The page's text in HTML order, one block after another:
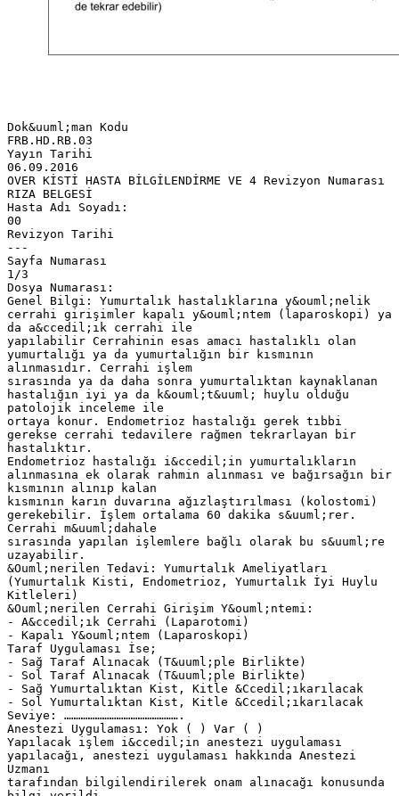
Dok&uuml;man Kodu
FRB.HD.RB.03
Yayın Tarihi
06.09.2016
OVER KİSTİ HASTA BİLGİLENDİRME VE 4 Revizyon Numarası
RIZA BELGESİ
Hasta Adı Soyadı:
00
Revizyon Tarihi
---
Sayfa Numarası
1/3
Dosya Numarası:
Genel Bilgi: Yumurtalık hastalıklarına y&ouml;nelik
cerrahi girişimler kapalı y&ouml;ntem (laparoskopi) ya
da a&ccedil;ık cerrahi ile
yapılabilir Cerrahinin esas amacı hastalıklı olan
yumurtalığı ya da yumurtalığın bir kısmının
alınmasıdır. Cerrahi işlem
sırasında ya da daha sonra yumurtalıktan kaynaklanan
hastalığın iyi ya da k&ouml;t&uuml; huylu olduğu
patolojik inceleme ile
ortaya konur. Endometrioz hastalığı gerek tıbbi
gerekse cerrahi tedavilere rağmen tekrarlayan bir
hastalıktır.
Endometrioz hastalığı i&ccedil;in yumurtalıkların
alınmasına ek olarak rahmin alınması ve bağırsağın bir
kısmının alınıp kalan
kısmının karın duvarına ağızlaştırılması (kolostomi)
gerekebilir. İşlem ortalama 60 dakika s&uuml;rer.
Cerrahi m&uuml;dahale
sırasında yapılan işlemlere bağlı olarak bu s&uuml;re
uzayabilir.
&Ouml;nerilen Tedavi: Yumurtalık Ameliyatları
(Yumurtalık Kisti, Endometrioz, Yumurtalık İyi Huylu
Kitleleri)
&Ouml;nerilen Cerrahi Girişim Y&ouml;ntemi:
- A&ccedil;ık Cerrahi (Laparotomi)
- Kapalı Y&ouml;ntem (Laparoskopi)
Taraf Uygulaması İse;
- Sağ Taraf Alınacak (T&uuml;ple Birlikte)
- Sol Taraf Alınacak (T&uuml;ple Birlikte)
- Sağ Yumurtalıktan Kist, Kitle &Ccedil;ıkarılacak
- Sol Yumurtalıktan Kist, Kitle &Ccedil;ıkarılacak
Seviye: ………………………………………….
Anestezi Uygulaması: Yok ( ) Var ( )
Yapılacak işlem i&ccedil;in anestezi uygulaması
yapılacağı, anestezi uygulaması hakkında Anestezi
Uzmanı
tarafından bilgilendirilerek onam alınacağı konusunda